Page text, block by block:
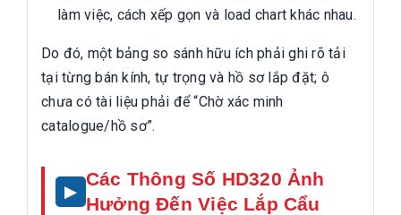
làm việc, cách xếp gọn và load chart khác nhau.
Do đó, một bảng so sánh hữu ích phải ghi rõ tải
tại từng bán kính, tự trọng và hồ sơ lắp đặt; ô
chưa có tài liệu phải để “Chờ xác minh
catalogue/hồ sơ”.
Các Thông Số HD320 Ảnh
Hưởng Đến Việc Lắp Cẩu